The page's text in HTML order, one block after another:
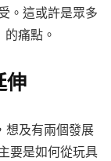
。這或許是眾多
痛點。
伸
想及有兩個發展
要是如何從玩具